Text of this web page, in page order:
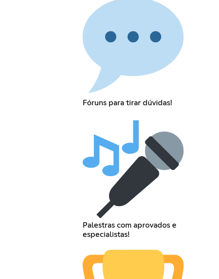
Fóruns para tirar dúvidas!
Palestras com aprovados e
especialistas!